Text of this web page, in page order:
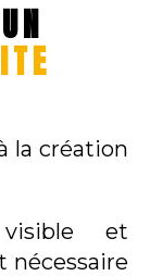
la création
et
nécessaire